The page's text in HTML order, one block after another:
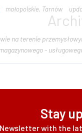
małopolskie, Tarnów
na terenie
-
Stay
Newsletter with the